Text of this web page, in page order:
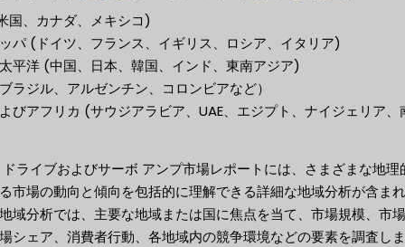
国、カナダ、メキシコ)
パ (ドイツ、フランス、イギリス、ロシア、イタリア)
平洋 (中国、日本、韓国、インド、東南アジア)
ラジル、アルゼンチン、コロンビアなど）
びアフリカ (サウジアラビア、UAE、エジプト、ナイジェリア、
ライブおよびサーボ アンプ市場レポートには、さまざまな地理
市場の動向と傾向を包括的に理解できる詳細な地域分析が含ま
域分析では、主要な地域または国に焦点を当て、市場規模、市
シェア、消費者行動、各地域内の競争環境などの要素を調査し